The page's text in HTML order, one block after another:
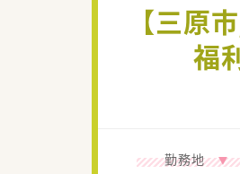
【三原
福
勤務地